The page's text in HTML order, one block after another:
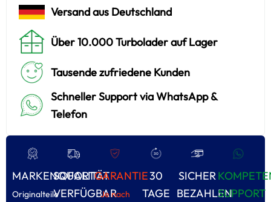
Versand aus Deutschland
Über 10.000 Turbolader auf Lager
Tausende zufriedene Kunden
Schneller Support via WhatsApp &
Telefon
MARKENQUALITÄT
Originalteile
SOFORT
VERFÜGBAR
GARANTIE
Je nach
30
TAGE
SICHER
BEZAHLENSUPPORT